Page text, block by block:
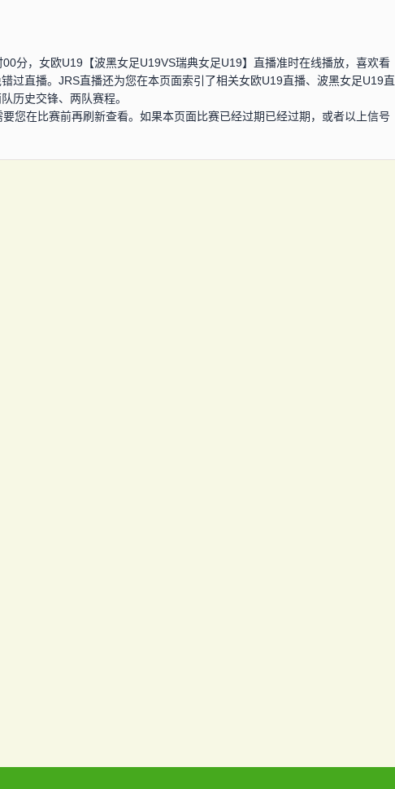
分，女欧U19【波黑女足U19VS瑞典女足U19】直播准时在线播放，喜欢看
过直播。JRS直播还为您在本页面索引了相关女欧U19直播、波黑女足U19直
历史交锋、两队赛程。
您在比赛前再刷新查看。如果本页面比赛已经过期已经过期，或者以上信号